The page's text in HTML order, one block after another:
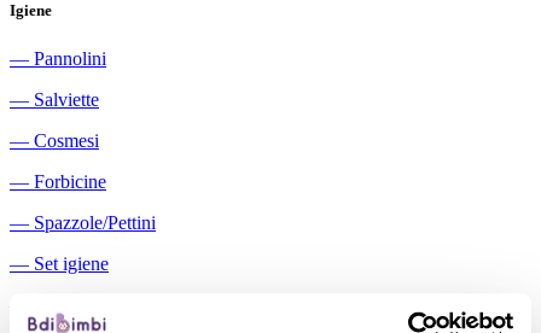
Igiene
― Pannolini
― Salviette
― Cosmesi
― Forbicine
― Spazzole/Pettini
― Set igiene